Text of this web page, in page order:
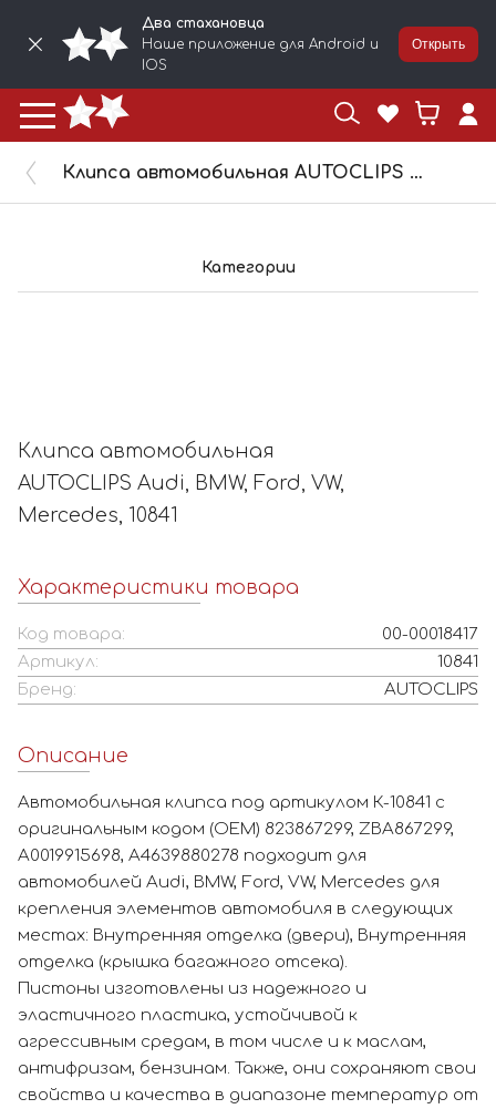
Два стахановца
Наше приложение для Android и
IOS
Открыть
Клипса автомобильная AUTOCLIPS Audi, BMW, Ford, VW, Mercedes, 10841
Категории
Клипса автомобильная
AUTOCLIPS Audi, BMW, Ford, VW,
Mercedes, 10841
Характеристики товара
Код товара:
00-00018417
Артикул:
10841
Бренд:
AUTOCLIPS
Описание
Автомобильная клипса под артикулом К-10841 с
оригинальным кодом (OEM) 823867299, ZBA867299,
A0019915698, A4639880278 подходит для
автомобилей Audi, BMW, Ford, VW, Mercedes для
крепления элементов автомобиля в следующих
местах: Внутренняя отделка (двери), Внутренняя
отделка (крышка багажного отсека).
Пистоны изготовлены из надежного и
эластичного пластика, устойчивой к
агрессивным средам, в том числе и к маслам,
антифризам, бензинам. Также, они сохраняют свои
свойства и качества в диапазоне температур от